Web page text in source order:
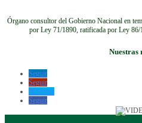
Órgano consultor del Gobierno Nacional en
por Ley 71/1890, ratificada por Ley
Nuestras
Seguir
Seguir
Seguir
Seguir